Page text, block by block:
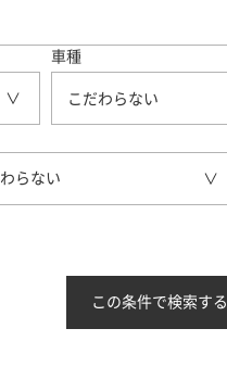
車種
こだわらない
らない
この条件で検索する